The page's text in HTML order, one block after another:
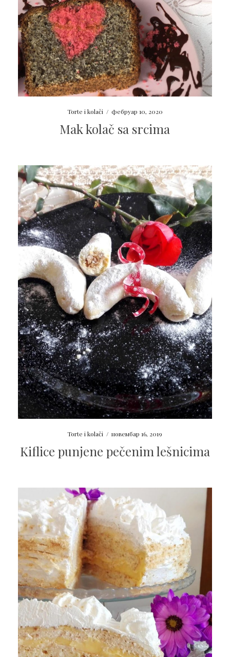
Torte i kolači / фебруар 10, 2020
Mak kolač sa srcima
Torte i kolači / новембар 16, 2019
Kiflice punjene pečenim lešnicima